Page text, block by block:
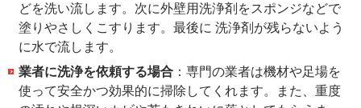
どを洗い流します。次に外壁用洗浄剤をスポンジなどで
塗りやさしくこすります。最後に 洗浄剤が残らないよう
に水で流します。
業者に洗浄を依頼する場合 ：専門の業者は機材や足場を
使って安全かつ効果的に掃除してくれます。また、重度